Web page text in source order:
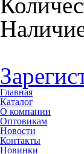
Главная
Каталог
О компании
Оптовикам
Новости
Контакты
Новинки